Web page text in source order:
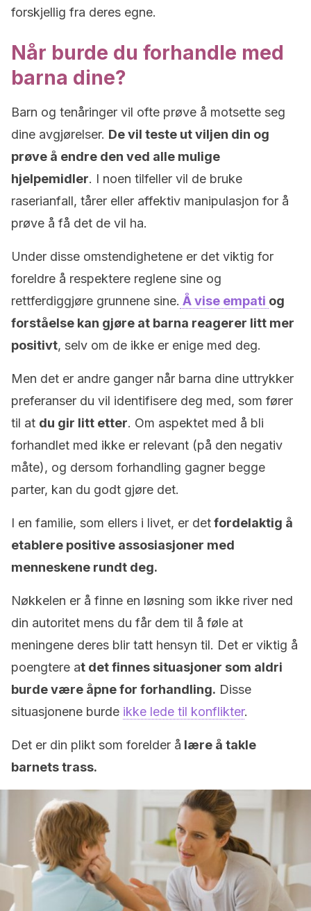
forskjellig fra deres egne.
Når burde du forhandle med
barna dine?
Barn og tenåringer vil ofte prøve å motsette seg
dine avgjørelser. De vil teste ut viljen din og
prøve å endre den ved alle mulige
hjelpemidler. I noen tilfeller vil de bruke
raserianfall, tårer eller affektiv manipulasjon for å
prøve å få det de vil ha.
Under disse omstendighetene er det viktig for
foreldre å respektere reglene sine og
rettferdiggjøre grunnene sine. Å vise empati og
forståelse kan gjøre at barna reagerer litt mer
positivt, selv om de ikke er enige med deg.
Men det er andre ganger når barna dine uttrykker
preferanser du vil identifisere deg med, som fører
til at du gir litt etter. Om aspektet med å bli
forhandlet med ikke er relevant (på den negativ
måte), og dersom forhandling gagner begge
parter, kan du godt gjøre det.
I en familie, som ellers i livet, er detfordelaktig å
etablere positive assosiasjoner med
menneskene rundt deg.
Nøkkelen er å finne en løsning som ikke river ned
din autoritet mens du får dem til å føle at
meningene deres blir tatt hensyn til. Det er viktig å
poengtere at det finnes situasjoner som aldri
burde være åpne for forhandling. Disse
situasjonene burde ikke lede til konflikter.
Det er din plikt som forelder å lære å takle
barnets trass.